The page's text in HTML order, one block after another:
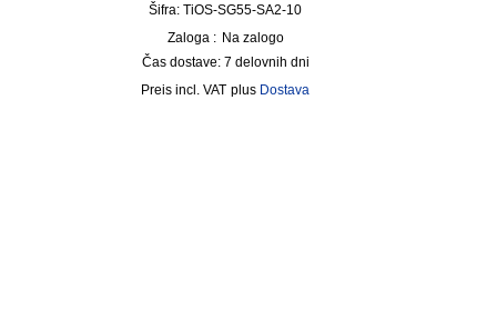
Šifra: TiOS-SG55-SA2-10
Zaloga : Na zalogo
Čas dostave: 7 delovnih dni
incl. VAT plus Dostava